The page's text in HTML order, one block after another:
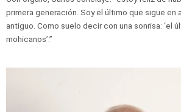
primera generación. Soy el último que sigue en
antiguo. Como suelo decir con una sonrisa: ‘el
mohicanos’.”